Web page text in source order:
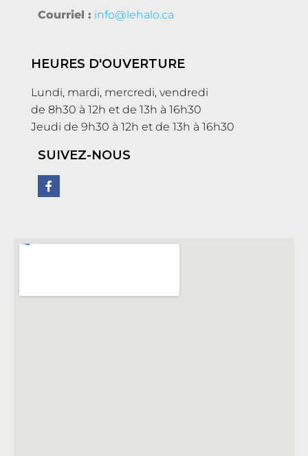
Courriel : info@lehalo.ca
HEURES D'OUVERTURE
Lundi, mardi, mercredi, vendredi
de 8h30 à 12h et de 13h à 16h30
Jeudi de 9h30 à 12h et de 13h à 16h30
SUIVEZ-NOUS